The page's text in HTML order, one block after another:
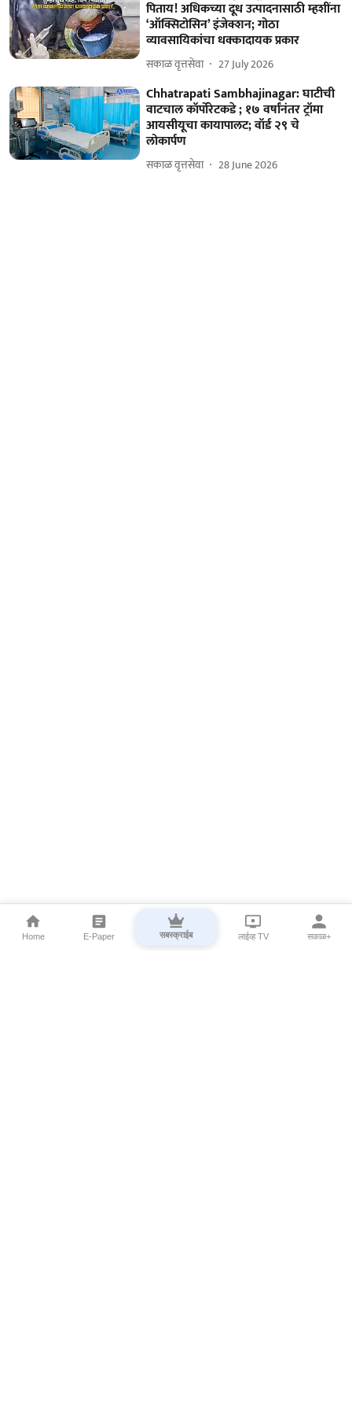
पिताय! अधिकच्या दूध उत्पादनासाठी म्हशींना
‘ऑक्सिटोसिन’ इंजेक्शन; गोठा
व्यावसायिकांचा धक्कादायक प्रकार
सकाळ वृत्तसेवा 27 July 2026
Chhatrapati Sambhajinagar: घाटीची
वाटचाल कॉर्पोरेटकडे ; १७ वर्षांनंतर ट्रॉमा
आयसीयूचा कायापालट; वॉर्ड २९ चे
लोकार्पण
सकाळ वृत्तसेवा 28 June 2026
Home E-Paper सबस्क्राईब लाईव्ह TV सकाळ+